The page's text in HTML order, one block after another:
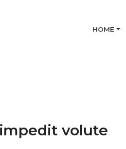
HOME
volute